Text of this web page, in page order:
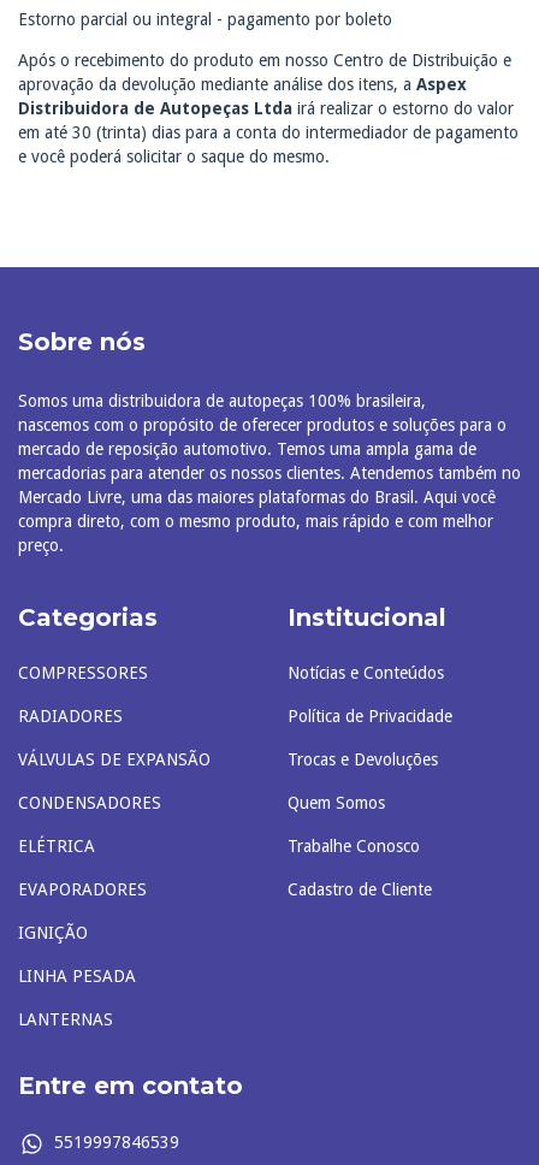
Estorno parcial ou integral - pagamento por boleto
Após o recebimento do produto em nosso Centro de Distribuição e
aprovação da devolução mediante análise dos itens, a Aspex
Distribuidora de Autopeças Ltda irá realizar o estorno do valor
em até 30 (trinta) dias para a conta do intermediador de pagamento
e você poderá solicitar o saque do mesmo.
Sobre nós
Somos uma distribuidora de autopeças 100% brasileira,
nascemos com o propósito de oferecer produtos e soluções para o
mercado de reposição automotivo. Temos uma ampla gama de
mercadorias para atender os nossos clientes. Atendemos também no
Mercado Livre, uma das maiores plataformas do Brasil. Aqui você
compra direto, com o mesmo produto, mais rápido e com melhor
preço.
Categorias
COMPRESSORES
RADIADORES
VÁLVULAS DE EXPANSÃO
CONDENSADORES
ELÉTRICA
EVAPORADORES
IGNIÇÃO
LINHA PESADA
LANTERNAS
Institucional
Notícias e Conteúdos
Política de Privacidade
Trocas e Devoluções
Quem Somos
Trabalhe Conosco
Cadastro de Cliente
Entre em contato
5519997846539